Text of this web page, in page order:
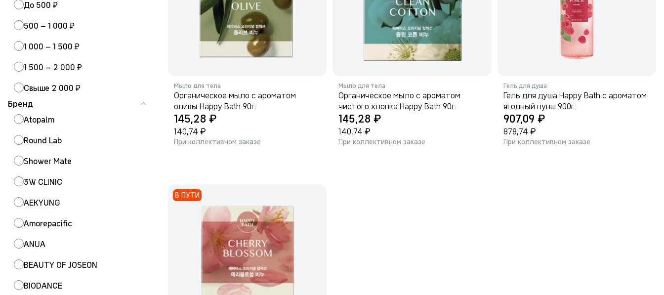
До 500 ₽
500 – 1 000 ₽
1 000 – 1 500 ₽
1 500 – 2 000 ₽
Свыше 2 000 ₽
Бренд
Atopalm
Round Lab
Shower Mate
3W CLINIC
AEKYUNG
Amorepacific
ANUA
BEAUTY OF JOSEON
BIODANCE
Мыло для тела
Органическое мыло с ароматом
оливы Happy Bath 90г.
145,28 ₽
140,74 ₽
При коллективном заказе
Мыло для тела
Органическое мыло с ароматом
чистого хлопка Happy Bath 90г.
145,28₽
140,74₽
При коллективном заказе
Гель для душа
Гель для душа Happy Bath с ароматом
ягодный пунш 900г.
907,09 ₽
878,74 ₽
При коллективном заказе
В ПУТИ